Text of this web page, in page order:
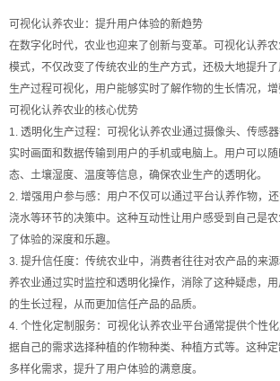
可视化认养农业：提升用户体验的新趋势
在数字化时代，农业也迎来了创新与变革。可视化认养
模式，不仅改变了传统农业的生产方式，还极大地提升
生产过程可视化，用户能够实时了解作物的生长情况，增
可视化认养农业的核心优势
1. 透明化生产过程：可视化认养农业通过摄像头、传感
实时画面和数据传输到用户的手机或电脑上。用户可以
态、土壤湿度、温度等信息，确保农业生产的透明化。
2. 增强用户参与感：用户不仅可以通过平台认养作物，还
浇水等环节的决策中。这种互动性让用户感受到自己是
了体验的深度和乐趣。
3. 提升信任度：传统农业中，消费者往往对农产品的来
养农业通过实时监控和透明化操作，消除了这种疑虑，
的生长过程，从而更加信任产品的品质。
4. 个性化定制服务：可视化认养农业平台通常提供个性
据自己的需求选择种植的作物种类、种植方式等。这种
多样化需求，提升了用户体验的满意度。